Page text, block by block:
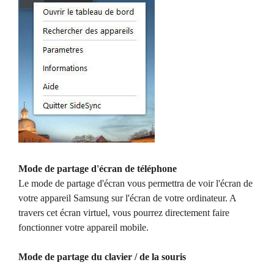
Mode de partage d'écran de téléphone
Le mode de partage d'écran vous permettra de voir l'écran de
votre appareil Samsung sur l'écran de votre ordinateur. A
travers cet écran virtuel, vous pourrez directement faire
fonctionner votre appareil mobile.
Mode de partage du clavier / de la souris